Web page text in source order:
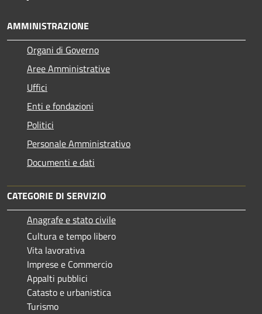
AMMINISTRAZIONE
Organi di Governo
Aree Amministrative
Uffici
Enti e fondazioni
Politici
Personale Amministrativo
Documenti e dati
CATEGORIE DI SERVIZIO
Anagrafe e stato civile
Cultura e tempo libero
Vita lavorativa
Imprese e Commercio
Appalti pubblici
Catasto e urbanistica
Turismo